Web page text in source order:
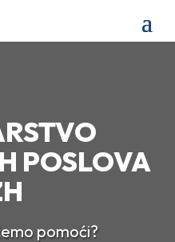
POSLOVA
pomoći?